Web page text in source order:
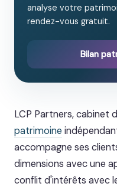
analyse votre
rendez-vous gratuit.
Bilan
LCP Partners, cabinet
patrimoine
accompagne ses
dimensions avec une
conflit d'intérêts avec